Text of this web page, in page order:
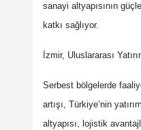
sanayi altyapısının
katkı sağlıyor.
İzmir, Uluslararası
Serbest bölgelerde
artışı, Türkiye’nin
altyapısı, lojistik